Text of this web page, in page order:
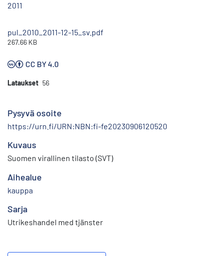
2011
pul_2010_2011-12-15_sv.pdf
267.66 KB
CC BY 4.0
Lataukset 56
Pysyvä osoite
https://urn.fi/URN:NBN:fi-fe20230906120520
Kuvaus
Suomen virallinen tilasto (SVT)
Aihealue
kauppa
Sarja
Utrikeshandel med tjänster